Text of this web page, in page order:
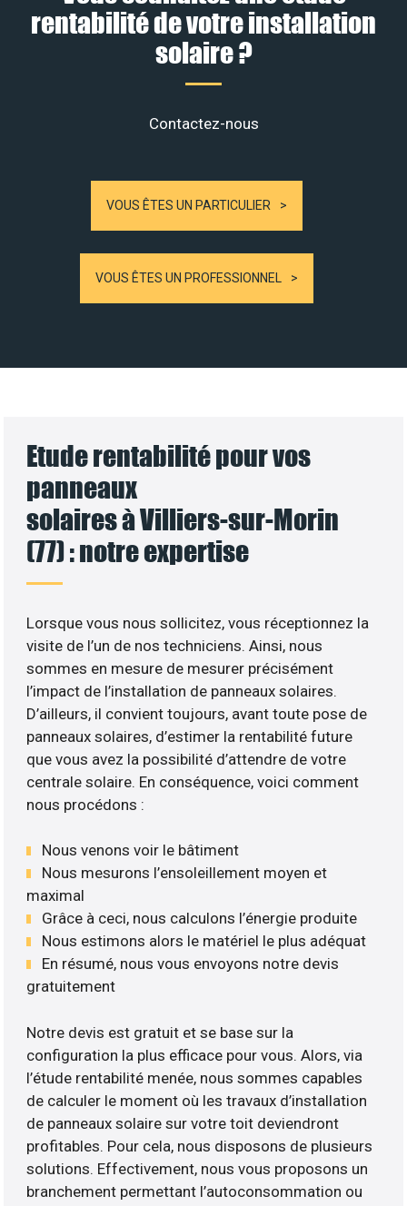
rentabilité de votre installation
solaire ?
Contactez-nous
VOUS ÊTES UN PARTICULIER
VOUS ÊTES UN PROFESSIONNEL
Etude rentabilité pour vos
panneaux
solaires à Villiers-sur-Morin
(77) : notre expertise
Lorsque vous nous sollicitez, vous réceptionnez la
visite de l’un de nos techniciens. Ainsi, nous
sommes en mesure de mesurer précisément
l’impact de l’installation de panneaux solaires.
D’ailleurs, il convient toujours, avant toute pose de
panneaux solaires, d’estimer la rentabilité future
que vous avez la possibilité d’attendre de votre
centrale solaire. En conséquence, voici comment
nous procédons :
Nous venons voir le bâtiment
Nous mesurons l’ensoleillement moyen et
maximal
Grâce à ceci, nous calculons l’énergie produite
Nous estimons alors le matériel le plus adéquat
En résumé, nous vous envoyons notre devis
gratuitement
Notre devis est gratuit et se base sur la
configuration la plus efficace pour vous. Alors, via
l’étude rentabilité menée, nous sommes capables
de calculer le moment où les travaux d’installation
de panneaux solaire sur votre toit deviendront
profitables. Pour cela, nous disposons de plusieurs
solutions. Effectivement, nous vous proposons un
branchement permettant l’autoconsommation ou